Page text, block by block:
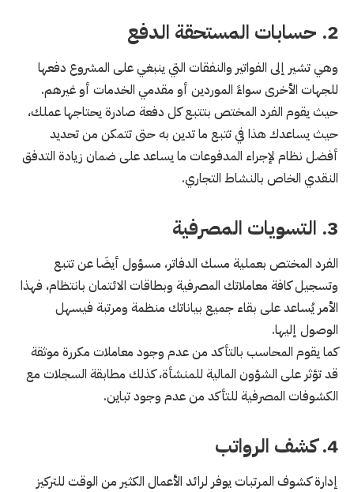
2. حسابات المستحقة الدفع
وهي تشير إلى الفواتير والنفقات التي ينبغي على المشروع دفعها
للجهات الأخرى سواءً الموردين أو مقدمي الخدمات أو غيرهم.
حيث يقوم الفرد المختص بتتبع كل دفعة صادرة يحتاجها عملك،
حيث يساعدك هذا في تتبع ما تدين به حتى تتمكن من تحديد
أفضل نظام لإجراء المدفوعات ما يساعد على ضمان زيادة التدفق
النقدي الخاص بالنشاط التجاري.
3. التسويات المصرفية
الفرد المختص بعملية مسك الدفاتر، مسؤول أيضَا عن تتبع
وتسجيل كافة معاملاتك المصرفية وبطاقات الائتمان بانتظام، فهذا
الأمر يُساعد على بقاء جميع بياناتك منظمة ومرتبة فيسهل
الوصول إليها.
كما يقوم المحاسب بالتأكد من عدم وجود معاملات مكررة موثقة
قد تؤثر على الشؤون المالية للمنشأة، كذلك مطابقة السجلات مع
الكشوفات المصرفية للتأكد من عدم وجود تباين.
4. كشف الرواتب
إدارة كشوف المرتبات يوفر لرائد الأعمال الكثير من الوقت للتركيز